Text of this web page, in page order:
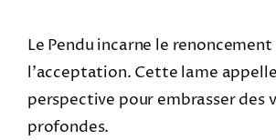
Le Pendu incarne le
l’acceptation. Cette lame
perspective pour embrasser des
profondes.